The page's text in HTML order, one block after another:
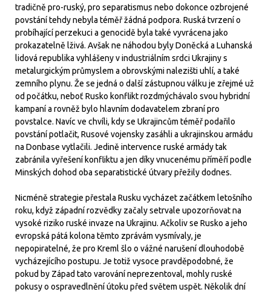
tradičně pro-ruský, pro separatismus nebo dokonce ozbrojené
povstání tehdy nebyla téměř žádná podpora. Ruská tvrzení o
probíhající perzekuci a genocidě byla také vyvrácena jako
prokazatelně lživá. Avšak ne náhodou byly Doněcká a Luhanská
lidová republika vyhlášeny v industriálním srdci Ukrajiny s
metalurgickým průmyslem a obrovskými nalezišti uhlí, a také
zemního plynu. Že se jedná o další zástupnou válku je zřejmé už
od počátku, neboť Rusko konflikt rozdmýchávalo svou hybridní
kampaní a rovněž bylo hlavním dodavatelem zbraní pro
povstalce. Navíc ve chvíli, kdy se Ukrajincům téměř podařilo
povstání potlačit, Rusové vojensky zasáhli a ukrajinskou armádu
na Donbase vytlačili. Jedině intervence ruské armády tak
zabránila vyřešení konfliktu a jen díky vnucenému příměří podle
Minských dohod oba separatistické útvary přežily dodnes.
Nicméně strategie přestala Rusku vycházet začátkem letošního
roku, když západní rozvědky začaly setrvale upozorňovat na
vysoké riziko ruské invaze na Ukrajinu. Ačkoliv se Rusko a jeho
evropská pátá kolona těmto zprávám vysmívaly, je
nepopiratelné, že pro Kreml šlo o vážné narušení dlouhodobě
vycházejícího postupu. Je totiž vysoce pravděpodobné, že
pokud by Západ tato varování neprezentoval, mohly ruské
pokusy o ospravedlnění útoku před světem uspět. Několik dní